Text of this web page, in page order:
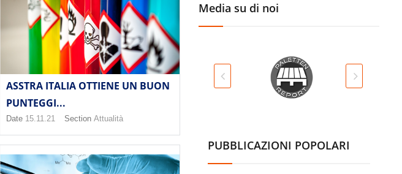
ASSTRA ITALIA OTTIENE UN BUON
PUNTEGGI...
Date 15.11.21Section Attualità
Media su di noi
PUBBLICAZIONI POPOLARI